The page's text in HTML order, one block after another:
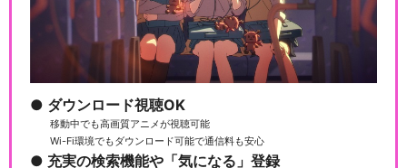
キラキラ☆プリキュアアラモ
ダウンロード視聴OK
移動中でも高画質アニメが視聴可能
Wi-Fi環境でもダウンロード可能で通信料も安心
充実の検索機能や「気になる」登録